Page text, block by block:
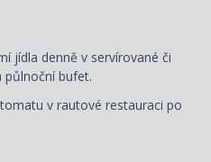
jídla denně v servírované či
půlnoční bufet.
v rautové restauraci po